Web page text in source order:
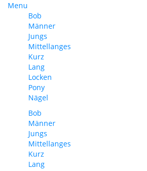
Menu
Bob
Männer
Jungs
Mittellanges
Kurz
Lang
Locken
Pony
Nägel
Bob
Männer
Jungs
Mittellanges
Kurz
Lang